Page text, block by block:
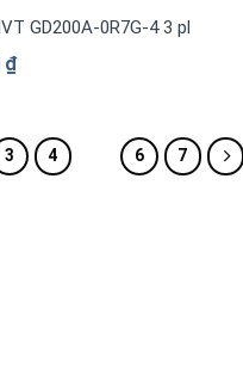
GD200A-0R7G-4 3 pha 380V
₫
3 4 6 7